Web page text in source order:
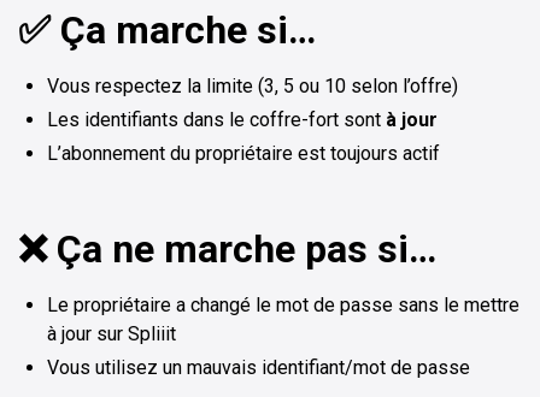
✅ Ça marche si…
Vous respectez la limite (3, 5 ou 10 selon l’offre)
Les identifiants dans le coffre-fort sont à jour
L’abonnement du propriétaire est toujours actif
❌ Ça ne marche pas si…
Le propriétaire a changé le mot de passe sans le mettre
à jour sur Spliiit
Vous utilisez un mauvais identifiant/mot de passe